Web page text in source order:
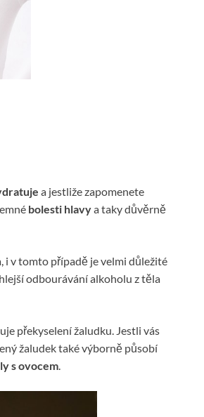
a jestliže zapomenete
bolesti hlavya taky důvěrně
i v tomto případě je velmi důležité
odbourávání alkoholu z těla
překyselení žaludku. Jestli vás
žaludek také výborně působí
s ovocem.